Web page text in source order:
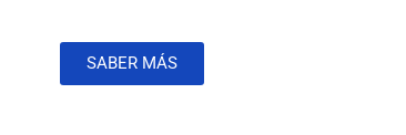
SABER MÁS